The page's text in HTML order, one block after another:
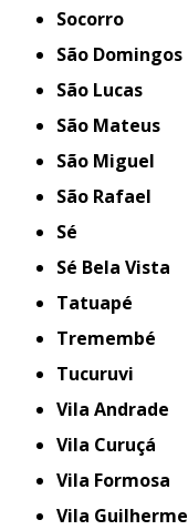
Socorro
São Domingos
São Lucas
São Mateus
São Miguel
São Rafael
Sé
Sé Bela Vista
Tatuapé
Tremembé
Tucuruvi
Vila Andrade
Vila Curuçá
Vila Formosa
Vila Guilherme